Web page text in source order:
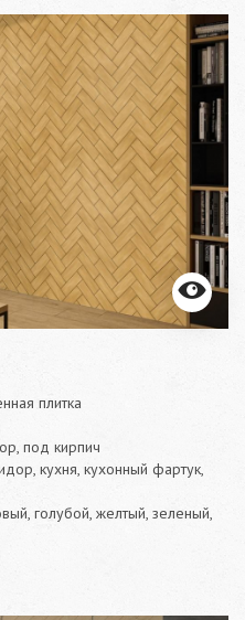
плитка
под кирпич
кухня, кухонный фартук,
голубой, желтый, зеленый,